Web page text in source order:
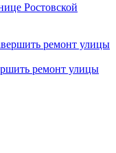
Ростовской
ремонт улицы